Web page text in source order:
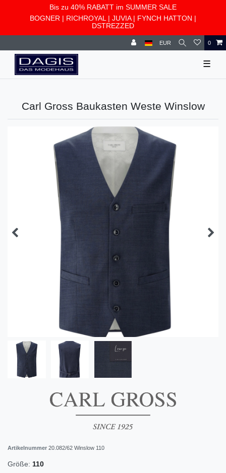
Bis zu 40% RABATT im SUMMER SALE
BOGNER | RICHROYAL | JUVIA| FYNCH HATTON |
DSTREZZED
EUR 0
☰
Carl Gross Baukasten Weste Winslow
Artikelnummer 20.082/62 Winslow 110
Größe: 110